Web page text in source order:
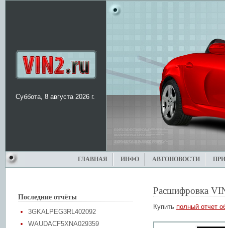
Суббота, 8 августа 2026 г.
ГЛАВНАЯ ИНФО АВТОНОВОСТИ
Последние отчёты
3GKALPEG3RL402092
WAUDACF5XNA029359
Расшифровка
Купить полный отчет